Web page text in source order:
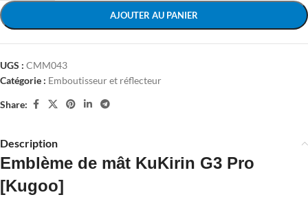
AJOUTER AU PANIER
UGS : CMM043
Catégorie : Emboutisseur et réflecteur
Share:
Description
Emblème de mât KuKirin G3 Pro
[Kugoo]